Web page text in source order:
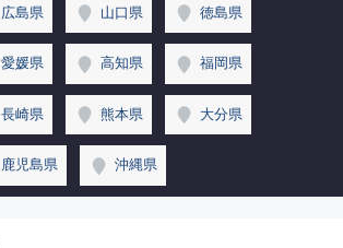
広島県 山口県 徳島県
愛媛県 高知県 福岡県
長崎県 熊本県 大分県
鹿児島県 沖縄県